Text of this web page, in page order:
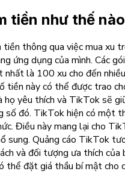
tiền như thế
thông qua việc mua xu
ứng dụng của mình. Các
nhất là 100 xu cho đến
tiền này có thể được trao
họ yêu thích và TikTok sẽ
số đó. TikTok hiện có một
Điều này mang lại cho
sung. Quảng cáo TikTok
và đối tượng ưa thích của
thể đặt giá thầu bí mật cho